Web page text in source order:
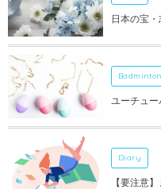
日本の宝
Badminton
ユーチュ
Diary
【要注意